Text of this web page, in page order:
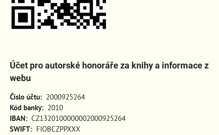
Účet pro autorské honoráře za knihy a informace z
webu
Číslo účtu: 2000925264
Kód banky: 2010
IBAN: CZ1320100000002000925264
SWIFT: FIOBCZPPXXX